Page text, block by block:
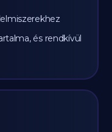
és rendkívül